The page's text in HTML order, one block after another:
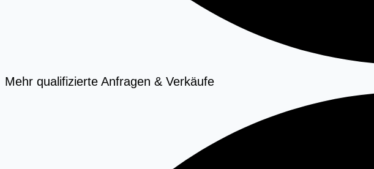
Mehr qualifizierte Anfragen & Verkäufe